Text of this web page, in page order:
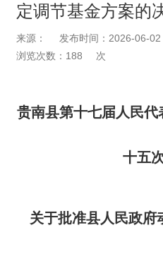
定调节基金方案的
来源：
发布时间：2026-06-02
浏览次数： 188 次
贵南县第十七届人民
十五
关于批准县人民政府